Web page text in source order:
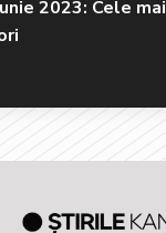
2023: Cele mai